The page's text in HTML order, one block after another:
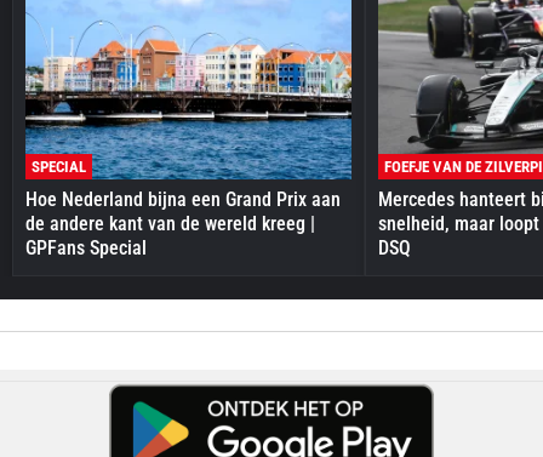
SPECIAL
Hoe Nederland bijna een Grand Prix aan
de andere kant van de wereld kreeg |
GPFans Special
FOEFJE VAN DE
Mercedes hanteert
snelheid, maar
DSQ